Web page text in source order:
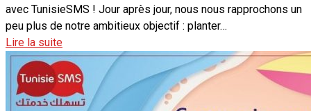
avec TunisieSMS ! Jour après jour, nous nous rapprochons un
peu plus de notre ambitieux objectif : planter…
Lire la suite